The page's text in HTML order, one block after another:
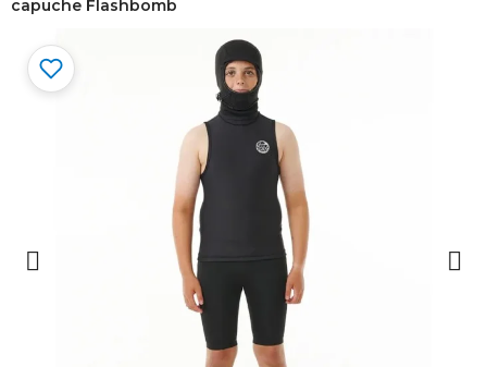
capuche Flashbomb